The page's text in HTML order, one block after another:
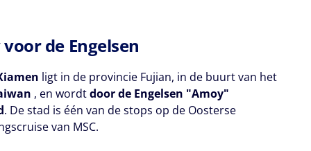
de Engelsen
ligt in de provincie Fujian, in de buurt van het
, en wordtdoor de Engelsen "Amoy"
. De stad is één van de stops op de Oosterse
van MSC.